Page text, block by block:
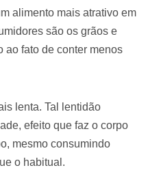
alimento mais atrativo em
são os grãos e
ao fato de conter menos
lenta. Tal lentidão
efeito que faz o corpo
mesmo consumindo
o habitual.